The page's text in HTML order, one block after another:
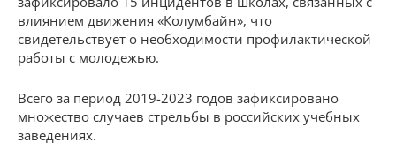
влиянием движения «Колумбайн», что
свидетельствует о необходимости профилактической
работы с молодежью.
Всего за период 2019-2023 годов зафиксировано
множество случаев стрельбы в российских учебных
заведениях.